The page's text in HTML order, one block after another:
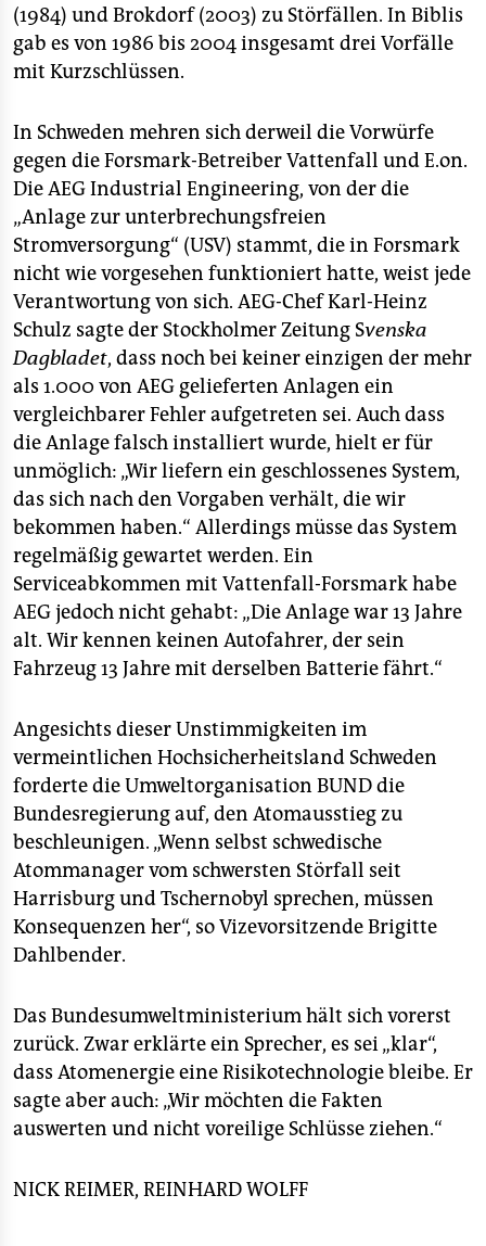
(1984) und Brokdorf (2003) zu Störfällen. In Biblis
gab es von 1986 bis 2004 insgesamt drei Vorfälle
mit Kurzschlüssen.
In Schweden mehren sich derweil die Vorwürfe
gegen die Forsmark-Betreiber Vattenfall und E.on.
Die AEG Industrial Engineering, von der die
„Anlage zur unterbrechungsfreien
Stromversorgung“ (USV) stammt, die in Forsmark
nicht wie vorgesehen funktioniert hatte, weist jede
Verantwortung von sich. AEG-Chef Karl-Heinz
Schulz sagte der Stockholmer Zeitung Svenska
Dagbladet, dass noch bei keiner einzigen der mehr
als 1.000 von AEG gelieferten Anlagen ein
vergleichbarer Fehler aufgetreten sei. Auch dass
die Anlage falsch installiert wurde, hielt er für
unmöglich: „Wir liefern ein geschlossenes System,
das sich nach den Vorgaben verhält, die wir
bekommen haben.“ Allerdings müsse das System
regelmäßig gewartet werden. Ein
Serviceabkommen mit Vattenfall-Forsmark habe
AEG jedoch nicht gehabt: „Die Anlage war 13 Jahre
alt. Wir kennen keinen Autofahrer, der sein
Fahrzeug 13 Jahre mit derselben Batterie fährt.“
Angesichts dieser Unstimmigkeiten im
vermeintlichen Hochsicherheitsland Schweden
forderte die Umweltorganisation BUND die
Bundesregierung auf, den Atomausstieg zu
beschleunigen. „Wenn selbst schwedische
Atommanager vom schwersten Störfall seit
Harrisburg und Tschernobyl sprechen, müssen
Konsequenzen her“, so Vizevorsitzende Brigitte
Dahlbender.
Das Bundesumweltministerium hält sich vorerst
zurück. Zwar erklärte ein Sprecher, es sei „klar“,
dass Atomenergie eine Risikotechnologie bleibe. Er
sagte aber auch: „Wir möchten die Fakten
auswerten und nicht voreilige Schlüsse ziehen.“
NICK REIMER, REINHARD WOLFF